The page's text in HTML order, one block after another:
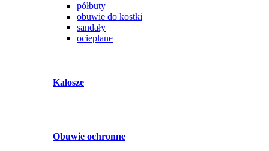
półbuty
obuwie do kostki
sandały
ocieplane
Kalosze
Obuwie ochronne